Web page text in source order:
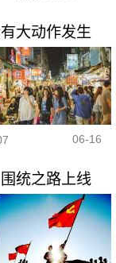
大动作发生
06-16
统之路上线